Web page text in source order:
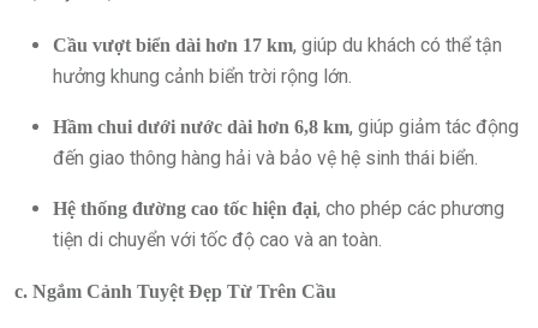
Cầu vượt biển dài hơn 17 km, giúp du khách có thể tận
hưởng khung cảnh biển trời rộng lớn.
Hầm chui dưới nước dài hơn 6,8 km, giúp giảm tác động
đến giao thông hàng hải và bảo vệ hệ sinh thái biển.
Hệ thống đường cao tốc hiện đại, cho phép các phương
tiện di chuyển với tốc độ cao và an toàn.
c. Ngắm Cảnh Tuyệt Đẹp Từ Trên Cầu